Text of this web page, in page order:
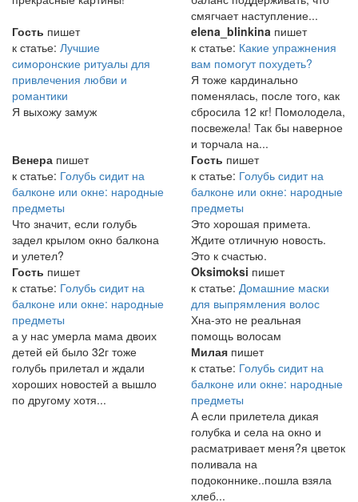
смягчает наступление...
Гость пишет
к статье: Лучшие
симоронские ритуалы для
привлечения любви и
романтики
Я выхожу замуж
elena_blinkina пишет
к статье: Какие упражнения
вам помогут похудеть?
Я тоже кардинально
поменялась, после того, как
сбросила 12 кг! Помолодела,
посвежела! Так бы наверное
и торчала на...
Венера пишет
к статье: Голубь сидит на
балконе или окне: народные
предметы
Что значит, если голубь
задел крылом окно балкона
и улетел?
Гость пишет
к статье: Голубь сидит на
балконе или окне: народные
предметы
Это хорошая примета.
Ждите отличную новость.
Это к счастью.
Гость пишет
к статье: Голубь сидит на
балконе или окне: народные
предметы
а у нас умерла мама двоих
детей ей было 32г тоже
голубь прилетал и ждали
хороших новостей а вышло
по другому хотя...
Oksimoksi пишет
к статье: Домашние маски
для выпрямления волос
Хна-это не реальная
помощь волосам
Милая пишет
к статье: Голубь сидит на
балконе или окне: народные
предметы
А если прилетела дикая
голубка и села на окно и
расматривает меня?я цветок
поливала на
подоконнике..пошла взяла
хлеб...